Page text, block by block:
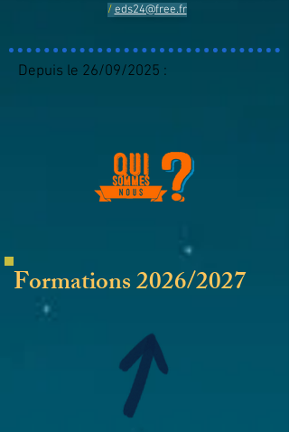
/ eds24@free.fr
Depuis le 26/09/2025 :
Formations 2026/2027